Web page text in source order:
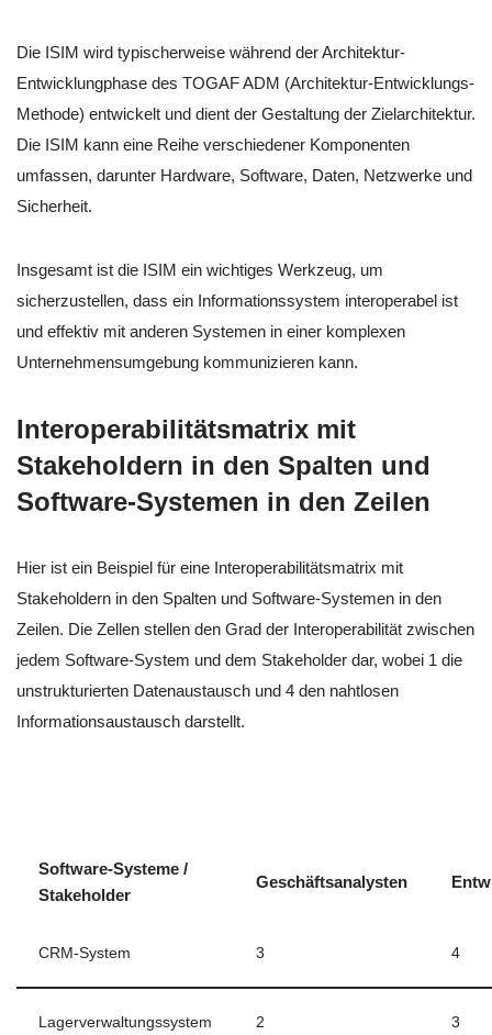
Die ISIM wird typischerweise während der Architektur-
Entwicklungphase des TOGAF ADM (Architektur-Entwicklungs-
Methode) entwickelt und dient der Gestaltung der Zielarchitektur.
Die ISIM kann eine Reihe verschiedener Komponenten
umfassen, darunter Hardware, Software, Daten, Netzwerke und
Sicherheit.
Insgesamt ist die ISIM ein wichtiges Werkzeug, um
sicherzustellen, dass ein Informationssystem interoperabel ist
und effektiv mit anderen Systemen in einer komplexen
Unternehmensumgebung kommunizieren kann.
Interoperabilitätsmatrix mit
Stakeholdern in den Spalten und
Software-Systemen in den Zeilen
Hier ist ein Beispiel für eine Interoperabilitätsmatrix mit
Stakeholdern in den Spalten und Software-Systemen in den
Zeilen. Die Zellen stellen den Grad der Interoperabilität zwischen
jedem Software-System und dem Stakeholder dar, wobei 1 die
unstrukturierten Datenaustausch und 4 den nahtlosen
Informationsaustausch darstellt.
Software-Systeme /
Stakeholder
Geschäftsanalysten
CRM-System 3 4
Lagerverwaltungssystem 2 3